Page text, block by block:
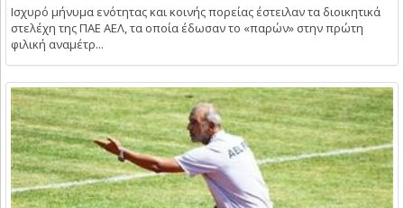
Ισχυρό μήνυμα ενότητας και κοινής πορείας έστειλαν τα διοικητικά
στελέχη της ΠΑΕ ΑΕΛ, τα οποία έδωσαν το «παρών» στην πρώτη
φιλική αναμέτρ...